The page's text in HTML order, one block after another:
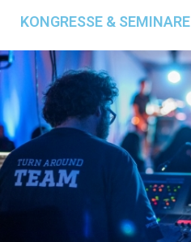
KONGRESSE & SEMINARE